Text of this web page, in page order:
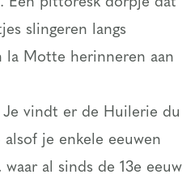
slingeren langs
la Motte herinneren aan
vindt er de Huilerie du
je enkele eeuwen
al sinds de 13e eeuw